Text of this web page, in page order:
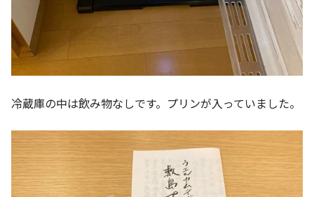
冷蔵庫の中は飲み物なしです。プリンが入っていました。